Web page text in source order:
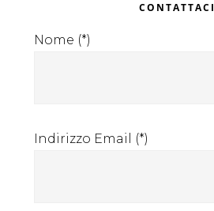
Sidebar
CONTATTACI
Nome (*)
Indirizzo Email (*)